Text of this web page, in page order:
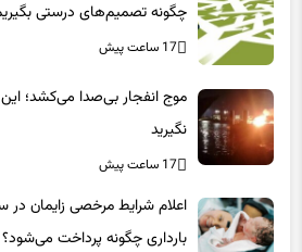
17 ساعت پیش
نگیرید
17 ساعت پیش
بارداری چگونه پرداخت می‌شود؟
17 ساعت پیش